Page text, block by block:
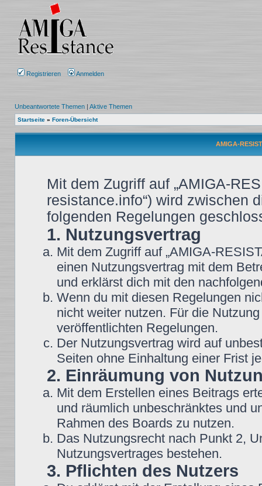
Registrieren Anmelden
Unbeantwortete Themen | Aktive Themen
Startseite » Foren-Übersicht
AMIGA-
Mit dem Zugriff auf „AMIGA-
resistance.info“) wird zwischen
folgenden Regelungen
1. Nutzungsvertrag
Mit dem Zugriff auf „AMIGA-
einen Nutzungsvertrag mit dem
und erklärst dich mit den
Wenn du mit diesen Regelungen
nicht weiter nutzen. Für die
veröffentlichten Regelungen.
Der Nutzungsvertrag wird auf
Seiten ohne Einhaltung einer Frist
2. Einräumung von
Mit dem Erstellen eines Beitrags
und räumlich unbeschränktes und
Rahmen des Boards zu nutzen.
Das Nutzungsrecht nach Punkt 2,
Nutzungsvertrages bestehen.
3. Pflichten des Nutzers